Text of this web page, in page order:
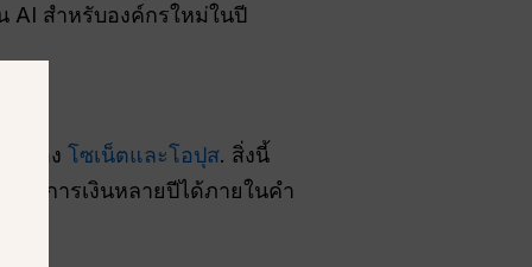
AI สำหรับองค์กรใหม่ในปี
งสอง โซเน็ตและโอปุส. สิ่งนี้
างการเงินหลายปีได้ภายในคำ